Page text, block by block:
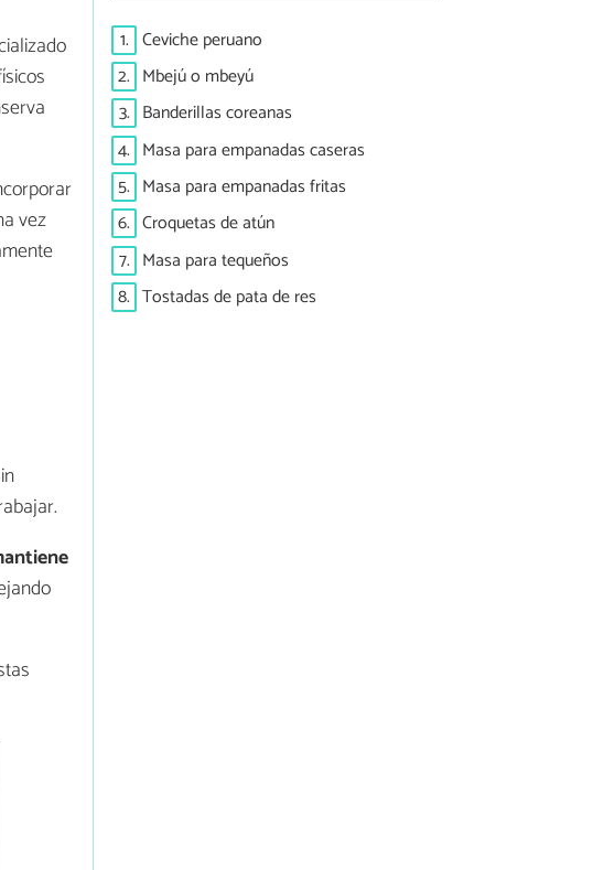
vez
1. Ceviche peruano
2. Mbejú o mbeyú
3. Banderillas coreanas
4. Masa para empanadas caseras
5. Masa para empanadas fritas
6. Croquetas de atún
7. Masa para tequeños
8. Tostadas de pata de res